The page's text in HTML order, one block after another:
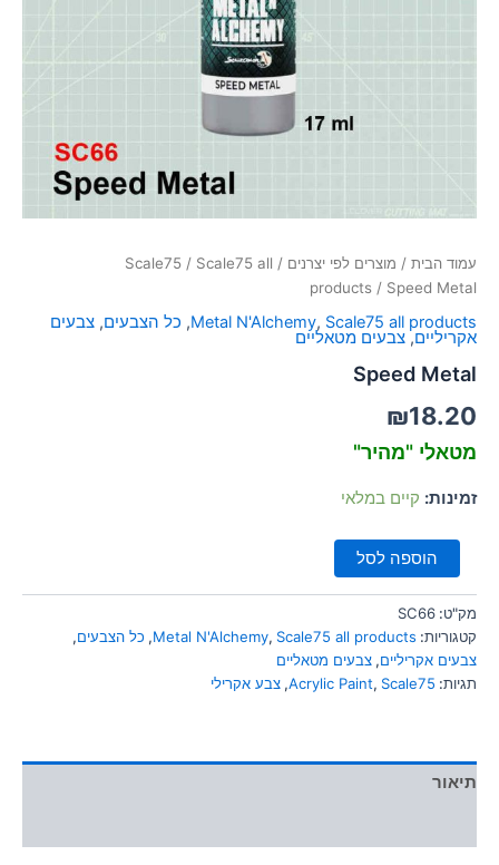
סמן קישורים
לאפס
את
האפשרויות
cached
עמוד הבית / מוצרים לפי יצרנים /
Scale75 / Scale75 all
products / Speed Metal
Metal N'Alchemy, Scale75 all products
, כל הצבעים, צבעים
אקריליים, צבעים מטאליים
Speed Metal
₪18.20
מטאלי "מהיר"
זמינות: קיים במלאי
הוספה לסל
מק"ט: SC66
קטגוריות:
Metal N'Alchemy, Scale75 all products
, כל הצבעים,
צבעים אקריליים, צבעים מטאליים
תגיות:
Acrylic Paint, Scale75
, צבע אקרילי
תיאור